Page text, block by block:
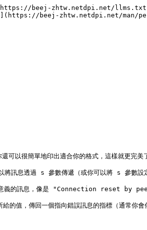
beej-zhtw.netdpi.net/
beej-zhtw.netdpi.net/man/
以很簡單地印出適合你的格式，這樣就更完美
訊息透過 s 參數傳遞（或你可以將 s 參數設
意義的訊息，像是 "Connection reset by
傳回一個指向錯誤訊息的指標（通常你會